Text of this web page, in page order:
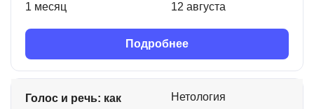
1 месяц 12 августа
Подробнее
Голос и речь: как
Нетология